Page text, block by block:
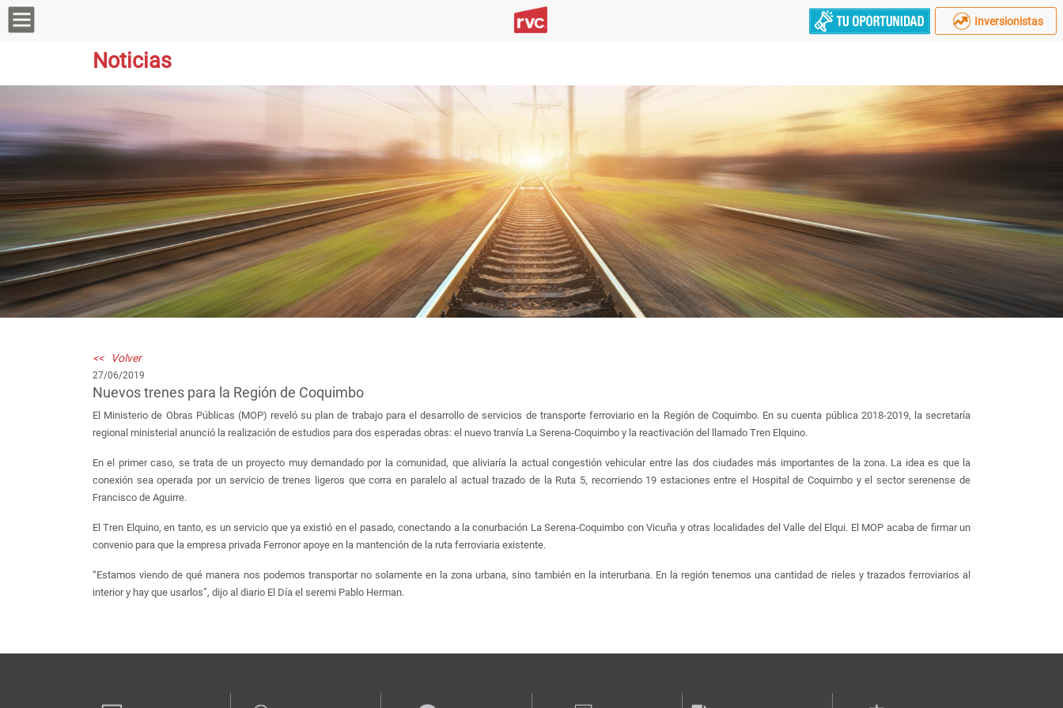
Inversionistas
Noticias
<< Volver
27/06/2019
Nuevos trenes para la Región de Coquimbo
El Ministerio de Obras Públicas (MOP) reveló su plan de trabajo para el desarrollo de servicios de transporte ferroviario en la Región de Coquimbo. En su cuenta pública 2018-2019, la secretaría
regional ministerial anunció la realización de estudios para dos esperadas obras: el nuevo tranvía La Serena-Coquimbo y la reactivación del llamado Tren Elquino.
En el primer caso, se trata de un proyecto muy demandado por la comunidad, que aliviaría la actual congestión vehicular entre las dos ciudades más importantes de la zona. La idea es que la
conexión sea operada por un servicio de trenes ligeros que corra en paralelo al actual trazado de la Ruta 5, recorriendo 19 estaciones entre el Hospital de Coquimbo y el sector serenense de
Francisco de Aguirre.
El Tren Elquino, en tanto, es un servicio que ya existió en el pasado, conectando a la conurbación La Serena-Coquimbo con Vicuña y otras localidades del Valle del Elqui. El MOP acaba de firmar un
convenio para que la empresa privada Ferronor apoye en la mantención de la ruta ferroviaria existente.
“Estamos viendo de qué manera nos podemos transportar no solamente en la zona urbana, sino también en la interurbana. En la región tenemos una cantidad de rieles y trazados ferroviarios al
interior y hay que usarlos”, dijo al diario El Día el seremi Pablo Herman.